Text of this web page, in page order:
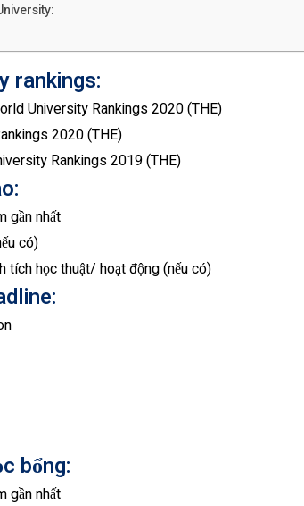
rankings:
University Rankings 2020 (THE)
2020 (THE)
Rankings 2019 (THE)
gần nhất
có)
tích học thuật/ hoạt động (nếu có)
bổng:
gần nhất